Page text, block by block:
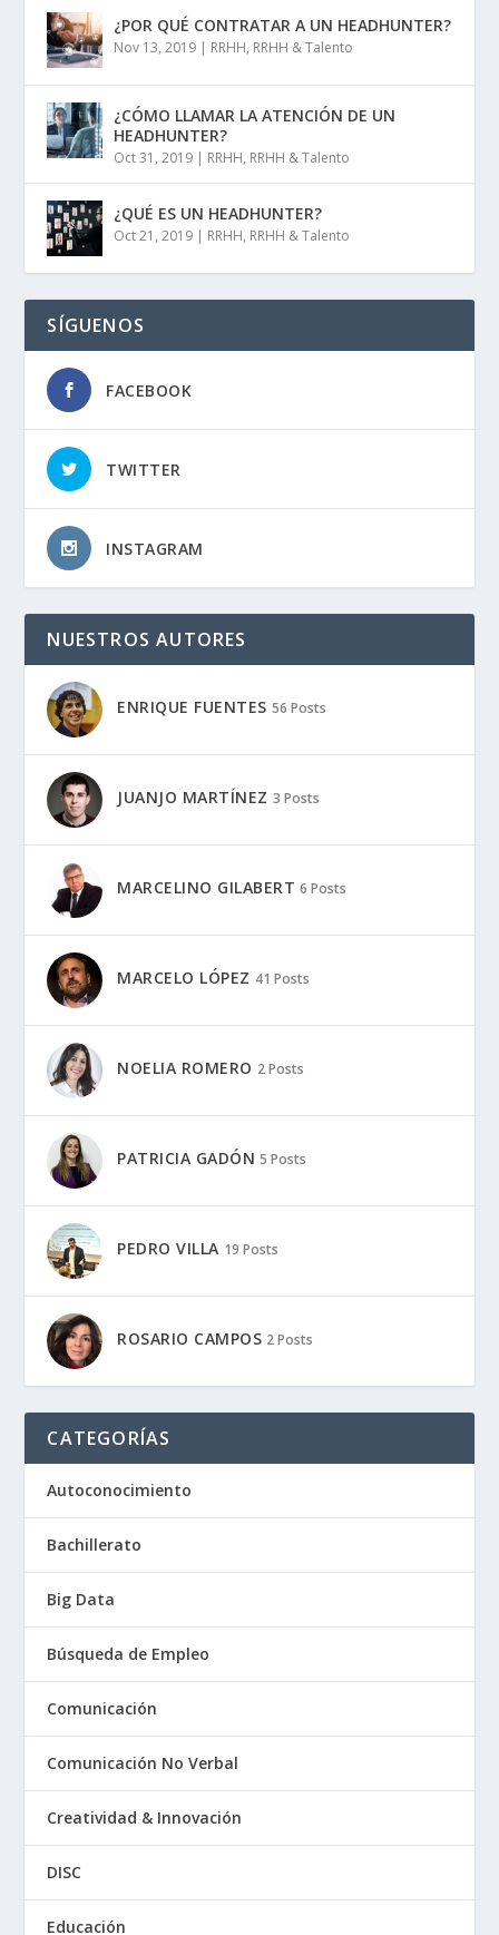
¿POR QUÉ CONTRATAR A UN HEADHUNTER?
Nov 13, 2019 | RRHH, RRHH & Talento
¿CÓMO LLAMAR LA ATENCIÓN DE UN
HEADHUNTER?
Oct 31, 2019 | RRHH, RRHH & Talento
¿QUÉ ES UN HEADHUNTER?
Oct 21, 2019 | RRHH, RRHH & Talento
SÍGUENOS
FACEBOOK
TWITTER
INSTAGRAM
NUESTROS AUTORES
ENRIQUE FUENTES 56 Posts
JUANJO MARTÍNEZ 3 Posts
MARCELINO GILABERT 6 Posts
MARCELO LÓPEZ 41 Posts
NOELIA ROMERO 2 Posts
PATRICIA GADÓN 5 Posts
PEDRO VILLA 19 Posts
ROSARIO CAMPOS 2 Posts
CATEGORÍAS
Autoconocimiento
Bachillerato
Big Data
Búsqueda de Empleo
Comunicación
Comunicación No Verbal
Creatividad & Innovación
DISC
Educación